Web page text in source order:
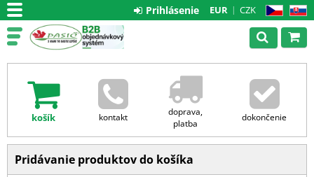
CZ SK
EUR CZK
Prihlásenie
košík kontakt
doprava,
platba
dokončenie
Pridávanie produktov do košíka